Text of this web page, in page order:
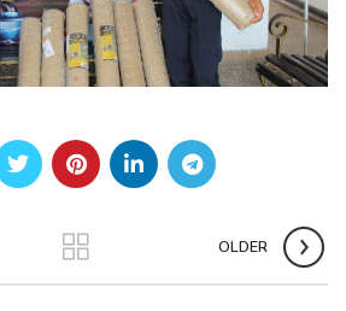
OLDER